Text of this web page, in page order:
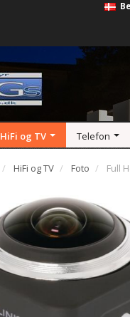
HiFi og TV Telefon
HiFi og TV Foto Full